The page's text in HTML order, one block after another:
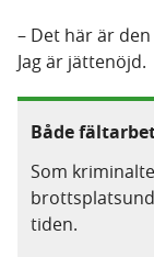
– Det här är
Jag är jättenöjd.
Både
Som
tiden.